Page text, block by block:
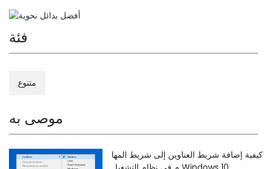
فئة
متنوع
موصى به
كيفية إضافة شريط العناوين إلى شريط المها